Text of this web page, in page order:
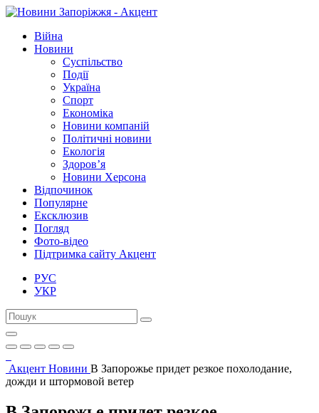
Війна
Новини
Суспільство
Події
Україна
Спорт
Економіка
Новини компаній
Політичні новини
Екологія
Здоров’я
Новини Херсона
Відпочинок
Популярне
Ексклюзив
Погляд
Фото-відео
Підтримка сайту Акцент
РУС
УКР
Акцент Новини В Запорожье придет резкое похолодание,
дожди и штормовой ветер